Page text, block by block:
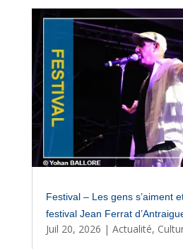
Festival – Les gens s’aiment
festival Jean Ferrat
Juil 20, 2026 | Actualité,